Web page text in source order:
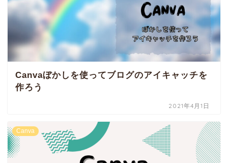
Canvaぼかしを使ってブログのアイキャッチを
作ろう
2021年4月1日
Canva